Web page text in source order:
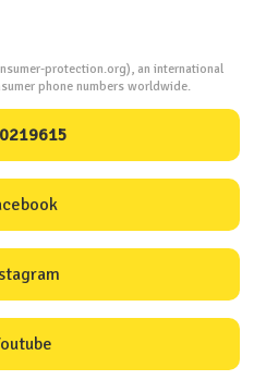
protection.org), an international
phone numbers worldwide.
0219615